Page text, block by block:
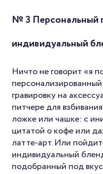
№ 3 Персональный
индивидуальный
Ничто не говорит «я
гравировку на
питчере для
ложке или чашке: с
цитатой о кофе или
латте-арт. Или
индивидуальный
подобранный под